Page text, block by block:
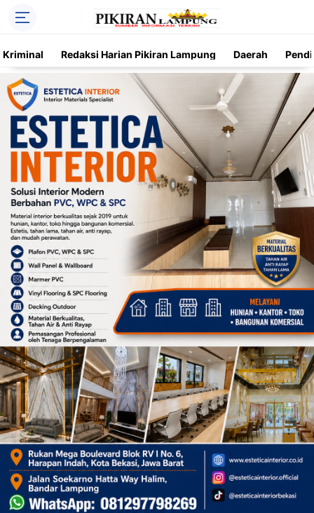
Kriminal Redaksi Harian Pikiran Lampung Daerah
Trending Kriminal Nasional